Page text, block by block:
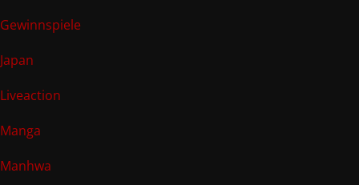
Gewinnspiele
Japan
Liveaction
Manga
Manhwa